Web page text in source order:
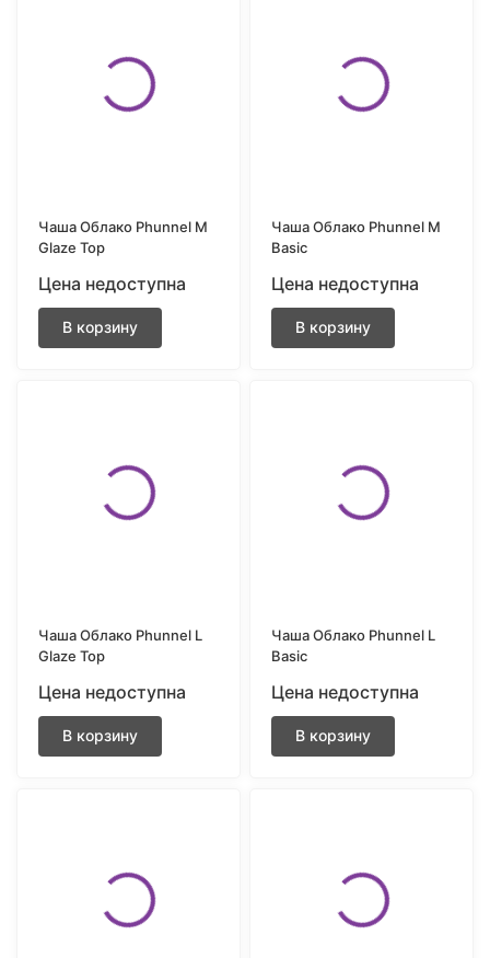
Чаша Облако Phunnel M
Glaze Top
Цена недоступна
В корзину
Чаша Облако Phunnel M
Basic
Цена недоступна
В корзину
Чаша Облако Phunnel L
Glaze Top
Цена недоступна
В корзину
Чаша Облако Phunnel L
Basic
Цена недоступна
В корзину